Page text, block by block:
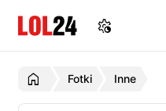
Fotki Inne